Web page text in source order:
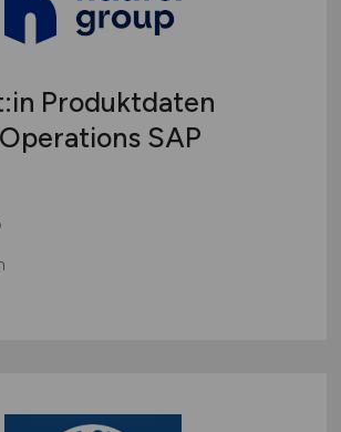
Produktdaten
SAP